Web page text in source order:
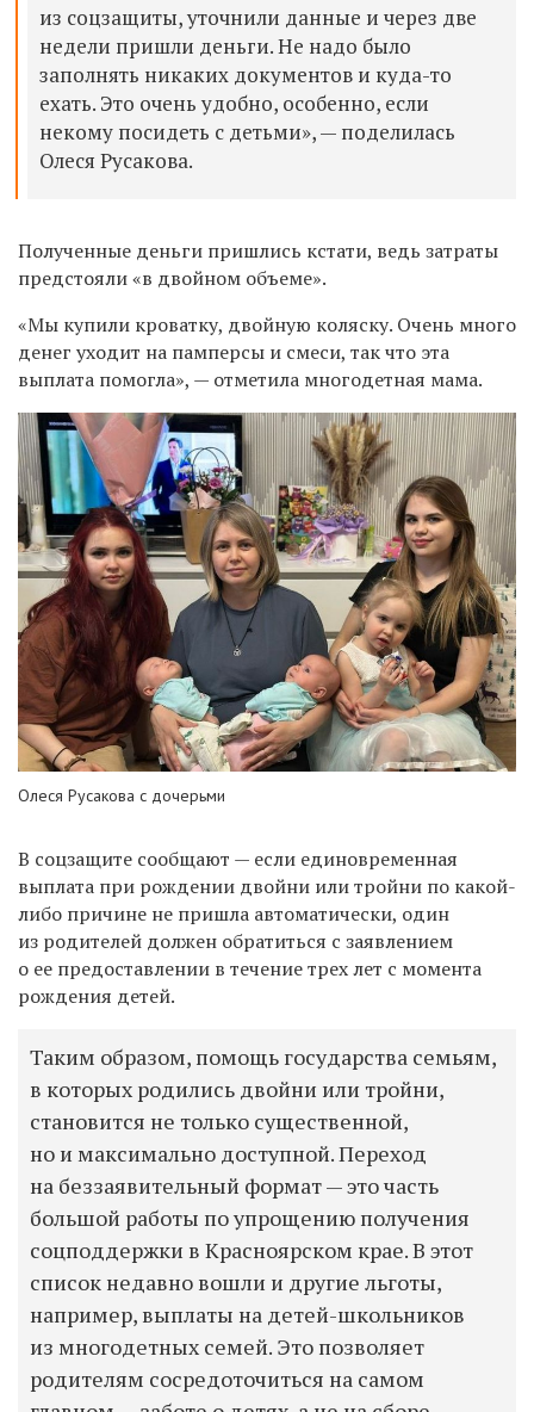
из соцзащиты, уточнили данные и через две
недели пришли деньги. Не надо было
заполнять никаких документов и куда-то
ехать. Это очень удобно, особенно, если
некому посидеть с детьми», — поделилась
Олеся Русакова.
Полученные деньги пришлись кстати, ведь затраты
предстояли «в двойном объеме».
«Мы купили кроватку, двойную коляску. Очень много
денег уходит на памперсы и смеси, так что эта
выплата помогла», — отметила многодетная мама.
Олеся Русакова с дочерьми
В соцзащите сообщают — если единовременная
выплата при рождении двойни или тройни по какой-
либо причине не пришла автоматически, один
из родителей должен обратиться с заявлением
о ее предоставлении в течение трех лет с момента
рождения детей.
Таким образом, помощь государства семьям,
в которых родились двойни или тройни,
становится не только существенной,
но и максимально доступной. Переход
на беззаявительный формат — это часть
большой работы по упрощению получения
соцподдержки в Красноярском крае. В этот
список недавно вошли и другие льготы,
например, выплаты на детей-школьников
из многодетных семей. Это позволяет
родителям сосредоточиться на самом